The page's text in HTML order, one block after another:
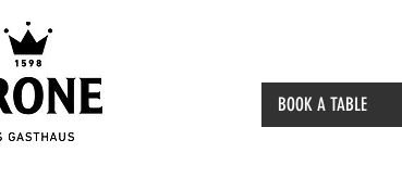
BOOK A TABLE